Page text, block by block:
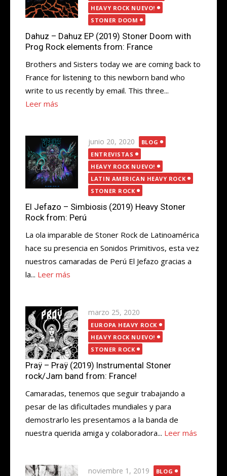
HEAVY ROCK NUEVO!
STONER DOOM
Dahuz – Dahuz EP (2019) Stoner Doom with
Prog Rock elements from: France
Brothers and Sisters today we are coming back to
France for listening to this newborn band who
write to us recently by email. This three...
Leer más
Publicada
el
junio 20, 2020
BLOG
ENTREVISTAS
HEAVY ROCK NUEVO!
LATIN AMERICAN HEAVY ROCK
STONER ROCK
El Jefazo – Simbiosis (2019) Heavy Stoner
Rock from: Perú
La ola imparable de Stoner Rock de Latinoamérica
hace su presencia en Sonidos Primitivos, esta vez
nuestros camaradas de Perú El Jefazo gracias a
la... Leer más
Publicada
el
marzo 25, 2020
EUROPA HEAVY ROCK
HEAVY ROCK NUEVO!
STONER ROCK
Praÿ – Praÿ (2019) Instrumental Stoner
rock/Jam band from: France!
Camaradas, tenemos que seguir trabajando a
pesar de las dificultades mundiales y para
demostrarlo les presentamos a la banda de
nuestra querida amiga y colaboradora... Leer más
Publicada
noviembre 1, 2019
BLOG